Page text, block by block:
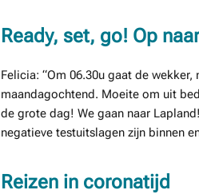
Ready, set, go! Op
Felicia: “Om 06.30u gaat de
maandagochtend. Moeite om uit
de grote dag! We gaan naar
negatieve testuitslagen zijn binnen
Reizen in coronatijd